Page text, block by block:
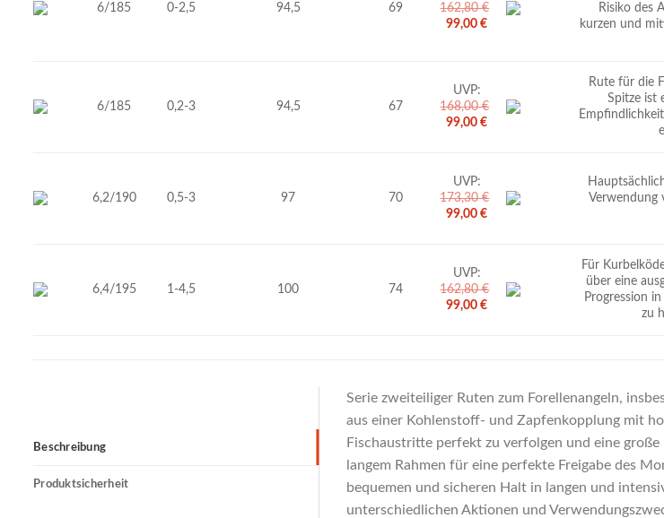
6/185 0-2,5 94,5 69
162,80€
Ursprünglicher
Preis
99,00 €Aktueller
Risiko des
kurzen und
6/185 0,2-3 94,5 67
UVP:
168,00€
Ursprünglicher
Preis
99,00 €Aktueller
Rute für die
Spitze ist
6,2/190 0,5-3 97 70
UVP:
173,30€
Ursprünglicher
Preis
99,00 €Aktueller
Verwendung
6,4/195 1-4,5 100 74
UVP:
162,80€
Ursprünglicher
Preis
99,00 €Aktueller
Für
über eine
Progression
zu
Beschreibung
Produktsicherheit
Serie zweiteiliger Ruten zum Forellenangeln,
aus einer Kohlenstoff- und Zapfenkopplung mit
Fischaustritte perfekt zu verfolgen und eine
langem Rahmen für eine perfekte Freigabe des
bequemen und sicheren Halt in langen und
unterschiedlichen Aktionen und